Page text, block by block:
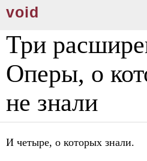
void
Три
Оперы, о
не знали
И четыре, о которых знали.